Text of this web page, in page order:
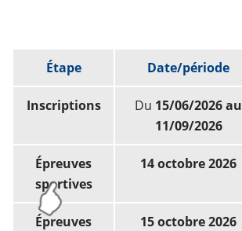
Étape Date/période
Inscriptions Du 15/06/2026 au
11/09/2026
Épreuves
sportives
14 octobre 2026
Épreuves
15 octobre 2026